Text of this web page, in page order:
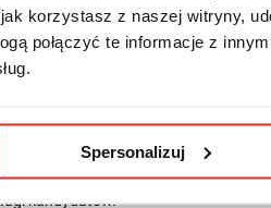
korzystasz z naszej witryny,
połączyć te informacje z
Spersonalizuj
uczelni szczegółowych
wymarzonej karierze medycznej, dla
kandydatów.